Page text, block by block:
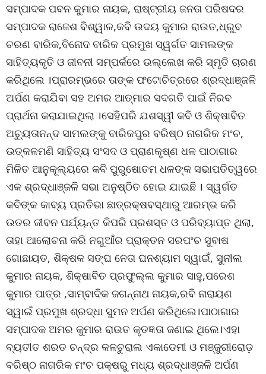
ସମ୍ପାଦକ ପବନ କୁମାର ନାୟକ, ରାଷ୍ଟ୍ରୀୟ ଜନତା ପରିଷଦର
ସମ୍ପାଦକ ରାଜେଶ ବିଶ୍ୱାଳ,କବି ଉଦୟ କୁମାର ରାଉତ,ଧ୍ରୁବ
ଚରଣ ବାରିକ,ବିନୋଦ ବାରିକ ପ୍ରମୁଖ ସ୍ୱର୍ଗତ ସାମଲଙ୍କ
ସାହିତ୍ୟକୃତି ଓ ଜୀବନୀ ସମ୍ପର୍କରେ ଉଲ୍ଲେଖ କରି ସ୍ମୃତି ଚାରଣ
କରିଥିଲେ ।ପ୍ରାରମ୍ଭରେ ତାଙ୍କ ଫଟୋଚିତ୍ରରେ ଶ୍ରଦ୍ଧାଞ୍ଜଳି
ଅର୍ପଣ କରାଯିବା ସହ ଅମର ଆତ୍ମାର ସଦଗତି ପାଇଁ ନିରବ
ପ୍ରାର୍ଥନା କରାଯାଇଥିଲା ।ସେହିପରି ଯଶସ୍ୱୀ କବି ଓ ଶିକ୍ଷାବିତ
ଅଚ୍ୟୁତାନନ୍ଦ ସାମଲଙ୍କୁ ବାରିକପୁର ବରିଷ୍ଠ ନାଗରିକ ମଂଚ,
ଉତ୍କଳମଣି ସାହିତ୍ୟ ସଂସଦ ଓ ପ୍ରାଣକୃଷ୍ଣ ଧଳ ପାଠାଗାର
ମିଳିତ ଆନୁକୂଲ୍ୟରେ କବି ପୁରୁଷୋତମ ଧଳଙ୍କ ସଭାପତିତ୍ୱରେ
ଏକ ଶ୍ରଦ୍ଧାଞ୍ଜଳି ସଭା ଅନୁଷ୍ଠିତ ହୋଇ ଯାଇଛି । ସ୍ୱର୍ଗତ
କବିଙ୍କ କାବ୍ୟ ପ୍ରତିଭା ଛାତ୍ରକ୍ଷବସ୍ଥାରୁ ଆରମ୍ଭ କରି
ଉତର ଜୀବନ ପର୍ଯ୍ୟନ୍ତ କିପରି ପ୍ରଶସ୍ତ ଓ ପରିବ୍ୟାପ୍ତ ଥିଲା,
ତାହା ଆଲୋଚନା କରି ନଗୁଆଁର ପ୍ରାକ୍ତନ ସରପଂଚ ସୁବାଷ
ଗୋଛାୟତ, ଶିକ୍ଷକ ସଙ୍ଘ ନେତା ଘନଶ୍ୟାମ ସ୍ୱାଇଁ, ସୁନୀଲ
କୁମାର ନାୟକ, ଶିକ୍ଷାବିତ ପ୍ରଫୁଲ୍ଲ କୁମାର ସାହୁ,ପରେଶ
କୁମାର ପାତ୍ର ,ସାମ୍ବାଦିକ ଜଗନ୍ନାଥ ନାୟକ,ରବି ନାରାୟଣ
ସ୍ୱାଇଁ ପ୍ରମୁଖ ଶ୍ରଦ୍ଧା ସୁମନ ଅର୍ପଣ କରିଥିଲେ।ପାଠାଗାର
ସମ୍ପାଦକ ଅମର କୁମାର ରାଉତ କୃତଜ୍ଞତା ଜଣାଇ ଥିଲେ।ଏହା
ବ୍ୟତୀତ ଶରତ ଚନ୍ଦ୍ର କଳଚୁରାଲ ଏକାଡେମୀ ଓ ମଞ୍ଜୁରୀରୋଡ଼
ବରିଷ୍ଠ ନାଗରିକ ମଂଚ ପକ୍ଷରୁ ମଧ୍ୟ ଶ୍ରଦ୍ଧାଞ୍ଜଳି ଅର୍ପଣ